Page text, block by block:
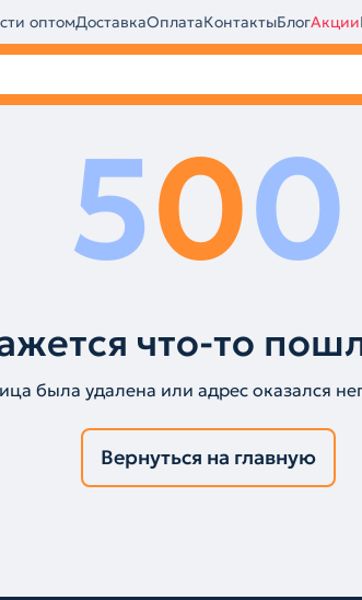
оптомДоставкаОплатаКонтактыБлогАкции
500
что-то
была удалена или адрес оказался
Вернуться на главную